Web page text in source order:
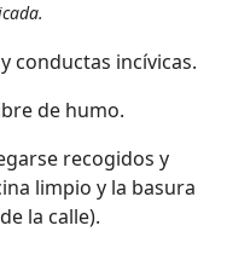
conductas incívicas.
de humo.
recogidos y
limpio y la basura
la calle).